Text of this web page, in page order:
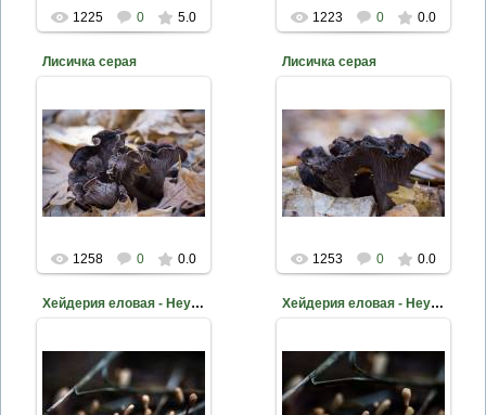
1225 0 5.0 1223 0 0.0
Лисичка серая
2014-03-21
Фото Д. Жуков
mite
1258 0 0.0
Лисичка серая
2014-03-21
Фото Д. Жуков
mite
1253 0 0.0
Хейдерия еловая - Heyderia abietis
2014-03-14
Фото Д. Жуков
Хейдерия еловая - Heyderia abietis
2014-03-14
Фото Д. Жуков